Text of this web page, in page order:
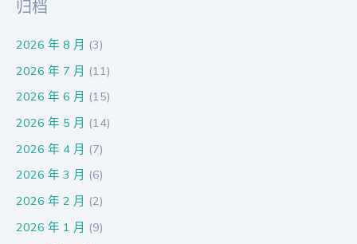
归档
2026 年 8 月 (3)
2026 年 7 月 (11)
2026 年 6 月 (15)
2026 年 5 月 (14)
2026 年 4 月 (7)
2026 年 3 月 (6)
2026 年 2 月 (2)
2026 年 1 月 (9)